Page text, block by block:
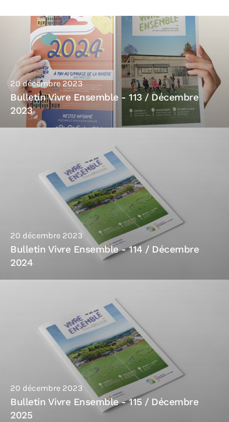
20 décembre 2023
Bulletin Vivre Ensemble - 113 / Décembre
2023
20 décembre 2023
Bulletin Vivre Ensemble - 114 / Décembre
2024
20 décembre 2023
Bulletin Vivre Ensemble - 115 / Décembre
2025